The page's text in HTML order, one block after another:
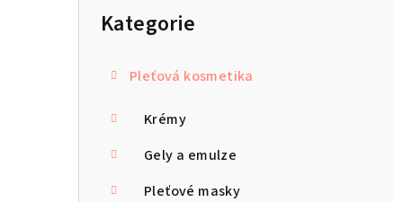
Přeskočit
Kategorie
Pleťová kosmetika
Krémy
Gely a emulze
Pleťové masky